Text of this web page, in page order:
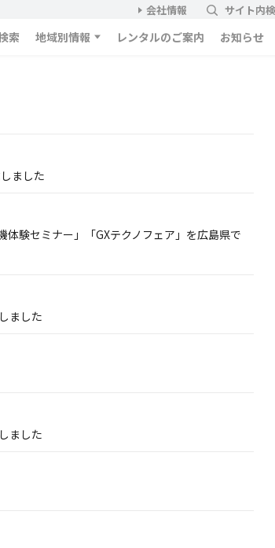
会社情報 サイト内
索 地域別情報 レンタルのご案内 お知らせ
ました
体験セミナー」「GXテクノフェア」を広島県で
ました
ました